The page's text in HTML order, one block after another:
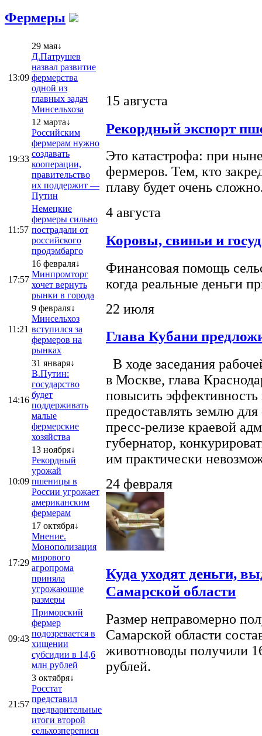
Фермеры
13:09
29 мая↓
Д.Патрушев
назвал развитие
фермерства
одной из
главных задач
Минсельхоза
19:33
12 марта↓
Российским
фермерам нужно
создавать
кооперации,
правительство
их поддержит —
Путин
11:57
Немецкие
фермеры сильно
пострадали от
российского
продэмбарго
17:57
16 февраля↓
Минпромторг
хочет вернуть
рынки в города
11:21
9 февраля↓
Минсельхоз
вступился за
фермеров на
рынках
14:16
31 января↓
В.Путин:
государство
будет
поддерживать
малые
фермерские
хозяйства
10:09
13 ноября↓
Рекордный
урожай
пшеницы в
России угрожает
американским
фермерам
17:29
17 октября↓
Мнение.
Монополизация
мирового
агропрома
приняла
угрожающие
размеры
09:43
Приморский
фермер
подозревается в
хищении
субсидии в 14,6
млн рублей
21:57
3 октября↓
Росстат
представил
предварительные
итоги второй
сельхозпереписи
15 августа
Рекордный экспорт
Это катастрофа: при
фермеров. Тем, кто
плаву будет очень
4 августа
Коровы, свиньи и
Финансовая помощь
когда реальные деньги
22 июля
Глава Кубани
В ходе заседания
в Москве, глава
повысить эффективность
предоставлять землю
пресс-релизе краевой
губернатор,
им практически
24 февраля
Куда уходят деньги,
Самарской области
Размер неправомерно
Самарской области
животноводы получили
рублей.